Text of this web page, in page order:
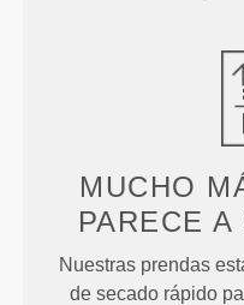
MUCHO
PARECEA
Nuestras prendas
de secado rápido